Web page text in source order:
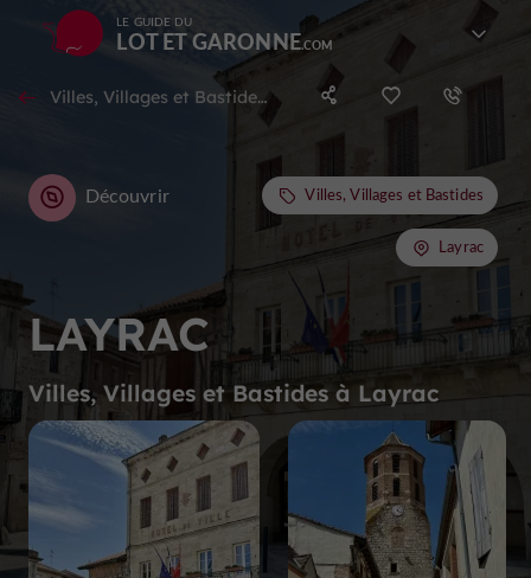
LE GUIDE DU
LOT ET GARONNE
Villes, Villages et Bastides à Layrac
LAYRAC
Villes, Villages et Bastides à Layrac
Découvrir Villes, Villages et Bastides
Layrac